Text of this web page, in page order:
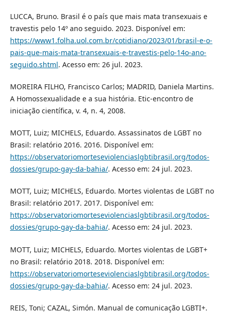
LUCCA, Bruno. Brasil é o país que mais mata transexuais e
travestis pelo 14º ano seguido. 2023. Disponível em:
https://www1.folha.uol.com.br/cotidiano/2023/01/brasil-e-o-
pais-que-mais-mata-transexuais-e-travestis-pelo-14o-ano-
seguido.shtml. Acesso em: 26 jul. 2023.
MOREIRA FILHO, Francisco Carlos; MADRID, Daniela Martins.
A Homossexualidade e a sua história. Etic-encontro de
iniciação científica, v. 4, n. 4, 2008.
MOTT, Luiz; MICHELS, Eduardo. Assassinatos de LGBT no
Brasil: relatório 2016. 2016. Disponível em:
https://observatoriomorteseviolenciaslgbtibrasil.org/todos-
dossies/grupo-gay-da-bahia/. Acesso em: 24 jul. 2023.
MOTT, Luiz; MICHELS, Eduardo. Mortes violentas de LGBT no
Brasil: relatório 2017. 2017. Disponível em:
https://observatoriomorteseviolenciaslgbtibrasil.org/todos-
dossies/grupo-gay-da-bahia/. Acesso em: 24 jul. 2023.
MOTT, Luiz; MICHELS, Eduardo. Mortes violentas de LGBT+
no Brasil: relatório 2018. 2018. Disponível em:
https://observatoriomorteseviolenciaslgbtibrasil.org/todos-
dossies/grupo-gay-da-bahia/. Acesso em: 24 jul. 2023.
REIS, Toni; CAZAL, Simón. Manual de comunicação LGBTI+.